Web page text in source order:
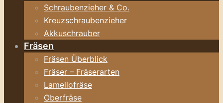
Schraubenzieher & Co.
Kreuzschraubenzieher
Akkuschrauber
Fräsen
Fräsen Überblick
Fräser – Fräserarten
Lamellofräse
Oberfräse